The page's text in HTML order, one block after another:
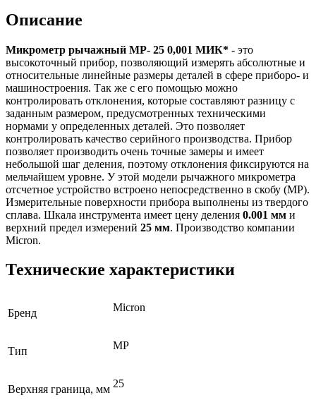
Описание
Микрометр рычажный МР- 25 0,001 МИК* - это
высокоточный прибор, позволяющий измерять абсолютные и
относительные линейные размеры деталей в сфере приборо- и
машиностроения. Так же с его помощью можно
контролировать отклонения, которые составляют разницу с
заданным размером, предусмотренных техническими
нормами у определенных деталей. Это позволяет
контролировать качество серийного производства. Прибор
позволяет производить очень точные замеры и имеет
небольшой шаг деления, поэтому отклонения фиксируются на
мельчайшем уровне. У этой модели рычажного микрометра
отсчетное устройство встроено непосредственно в скобу (МР).
Измерительные поверхности прибора выполнены из твердого
сплава. Шкала инструмента имеет цену деления 0.001 мм и
верхний предел измерений 25 мм. Производство компании
Micron.
Технические характеристики
Бренд Micron
Тип МР
Верхняя граница, мм 25